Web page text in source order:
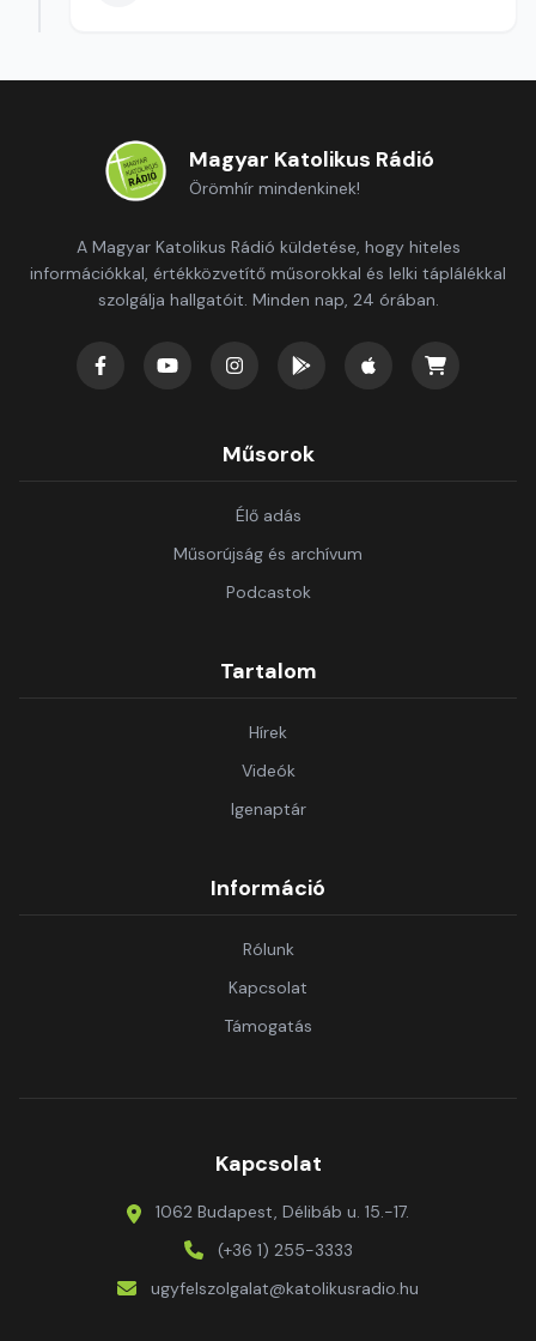
Magyar Katolikus Rádió
Örömhír mindenkinek!
A Magyar Katolikus Rádió küldetése, hogy hiteles
információkkal, értékközvetítő műsorokkal és lelki táplálékkal
szolgálja hallgatóit. Minden nap, 24 órában.
Műsorok
Élő adás
Műsorújság és archívum
Podcastok
Tartalom
Hírek
Videók
Igenaptár
Információ
Rólunk
Kapcsolat
Támogatás
Kapcsolat
1062 Budapest, Délibáb u. 15.-17.
(+36 1) 255-3333
ugyfelszolgalat@katolikusradio.hu